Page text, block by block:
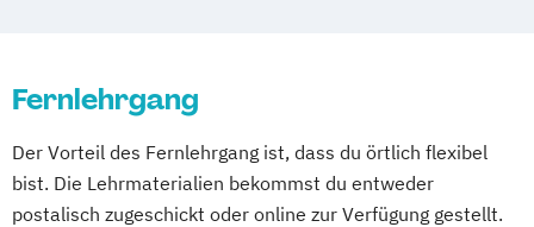
Fernlehrgang
Der Vorteil des Fernlehrgang ist, dass du örtlich flexibel
bist. Die Lehrmaterialien bekommst du entweder
postalisch zugeschickt oder online zur Verfügung gestellt.